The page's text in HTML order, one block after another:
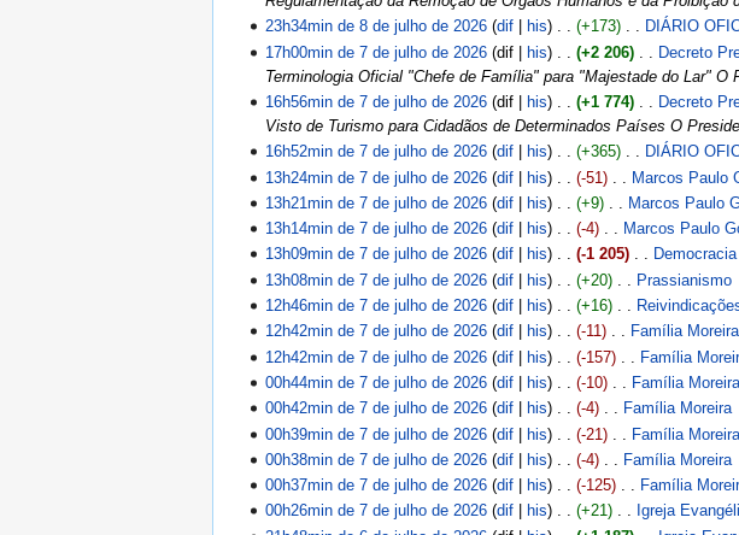
23h34min de 8 de julho de 2026 dif his +173 ‎ DIÁRIO
17h00min de 7 de julho de 2026 dif his +2 206 ‎ Decreto
Terminologia Oficial "Chefe de Família" para "Majestade do Lar"
16h56min de 7 de julho de 2026 dif his +1 774 ‎ Decreto
Visto de Turismo para Cidadãos de Determinados Países O
16h52min de 7 de julho de 2026 dif his +365 ‎ DIÁRIO
13h24min de 7 de julho de 2026 dif his -51 ‎ Marcos Paulo
13h21min de 7 de julho de 2026 dif his +9 ‎ Marcos Paulo
13h14min de 7 de julho de 2026 dif his -4 ‎ Marcos Paulo
13h09min de 7 de julho de 2026 dif his -1 205 ‎
13h08min de 7 de julho de 2026 dif his +20 ‎ Prassianismo‎
12h46min de 7 de julho de 2026 dif his +16 ‎
12h42min de 7 de julho de 2026 dif his -11 ‎ Família Moreira‎
12h42min de 7 de julho de 2026 dif his -157 ‎ Família
00h44min de 7 de julho de 2026 dif his -10 ‎ Família Moreira
00h42min de 7 de julho de 2026 dif his -4 ‎ Família Moreira‎
00h39min de 7 de julho de 2026 dif his -21 ‎ Família Moreira
00h38min de 7 de julho de 2026 dif his -4 ‎ Família Moreira‎
00h37min de 7 de julho de 2026 dif his -125 ‎ Família
00h26min de 7 de julho de 2026 dif his +21 ‎ Igreja